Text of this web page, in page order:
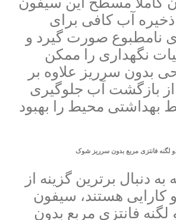
آب کافی برای
نامطبوع صورت گیرد و
نگهداری را ممکن
بدون سرریز علاوه بر
از بازگشت آب جلوگیری
بهداشتی محیط را بهبود
لگنه فانتزی مربع بدون سرریز شوک
دنبال برترین گزینه از
کارایی هستند، سیفون
لگنه فانتزی مربع بدون